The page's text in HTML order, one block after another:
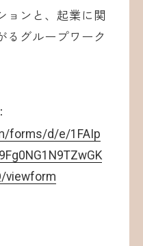
ョンと、起業に関
るグループワーク
forms/d/e/1FAIp
viewform